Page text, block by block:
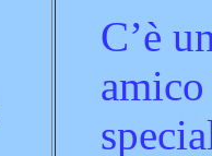
C’è
amico